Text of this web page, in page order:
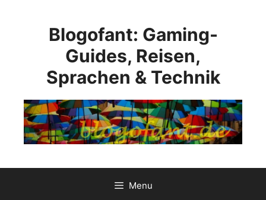
Blogofant: Gaming-
Guides, Reisen,
Sprachen & Technik
Menu